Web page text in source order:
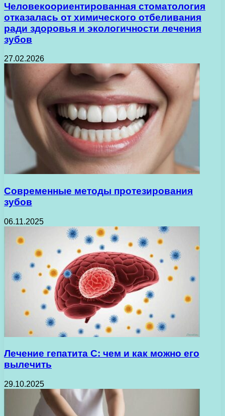
Человекоориентированная стоматология
отказалась от химического отбеливания
ради здоровья и экологичности лечения
зубов
27.02.2026
Современные методы протезирования
зубов
06.11.2025
Лечение гепатита С: чем и как можно его
вылечить
29.10.2025